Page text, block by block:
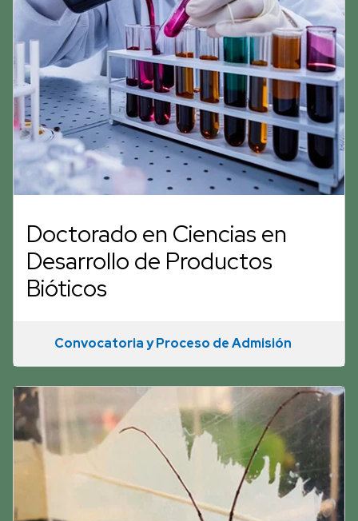
Doctorado en Ciencias en
Desarrollo de Productos
Bióticos
Convocatoria y Proceso de Admisión